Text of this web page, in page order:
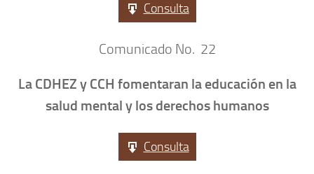
Consulta
Comunicado No. 22
La CDHEZ y CCH fomentaran la educación en la
salud mental y los derechos humanos
Consulta